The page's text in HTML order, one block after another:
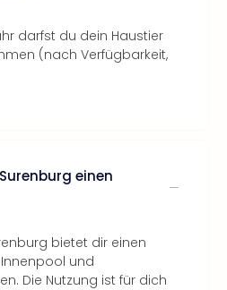
darfst du dein Haustier
(nach Verfügbarkeit,
einen
bietet dir einen
und
Die Nutzung ist für dich